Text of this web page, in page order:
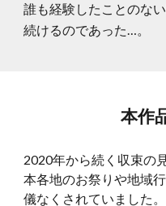
誰も経験したことのな
続けるのであった…。
本作
2020年から続く収束の
本各地のお祭りや地域
儀なくされていました。